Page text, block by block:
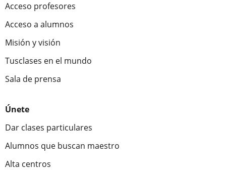
Acceso profesores
Acceso a alumnos
Misión y visión
Tusclases en el mundo
Sala de prensa
Únete
Dar clases particulares
Alumnos que buscan maestro
Alta centros